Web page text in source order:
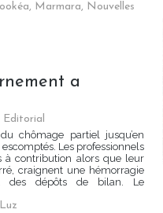
, Marmara, Nouvelles
a
Editorial
chômage partiel jusqu’en
Les professionnels
contribution alors que leur
craignent une hémorragie
des dépôts de bilan. Le